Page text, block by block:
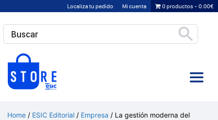
contenido
Localiza tu pedido Mi cuenta 0 productos 0.00€
Home / ESIC Editorial / Empresa / La gestión moderna del